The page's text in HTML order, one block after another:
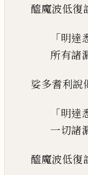
醯魔波低復
「明達
所有諸
娑多耆利說
「明達
一切諸
醯魔波低復